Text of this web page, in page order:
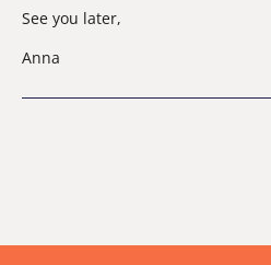
See you later,
Anna